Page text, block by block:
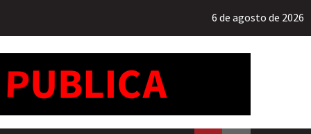
6 de agosto de 2026